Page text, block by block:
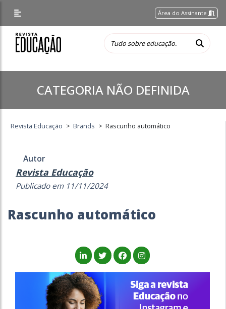
Área do Assinante
CATEGORIA NÃO DEFINIDA
Revista Educação > Brands > Rascunho automático
Autor
Revista Educação
Publicado em 11/11/2024
Rascunho automático